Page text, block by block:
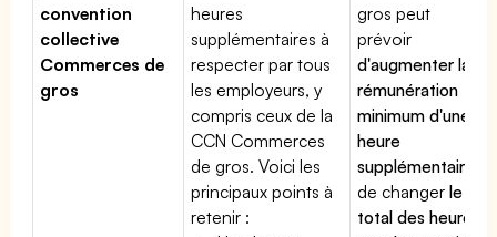
convention
collective
Commerces de
gros
heures
supplémentaires à
respecter par tous
les employeurs, y
compris ceux de la
CCN Commerces
de gros. Voici les
principaux points à
retenir :
gros peut
prévoir
d'augmenter la
rémunération
minimum d'une
heure
supplémentaire
de changerle
total des heures